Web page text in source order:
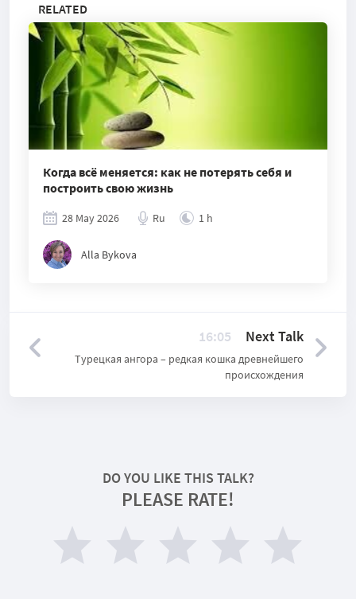
RELATED
Когда всё меняется: как не потерять себя и
построить свою жизнь
28 May 2026 Ru 1 h
Alla Bykova
16:05 Next Talk
Турецкая ангора – редкая кошка древнейшего
происхождения
DO YOU LIKE THIS TALK?
PLEASE RATE!